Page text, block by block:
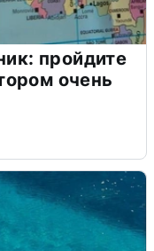
пройдите
очень